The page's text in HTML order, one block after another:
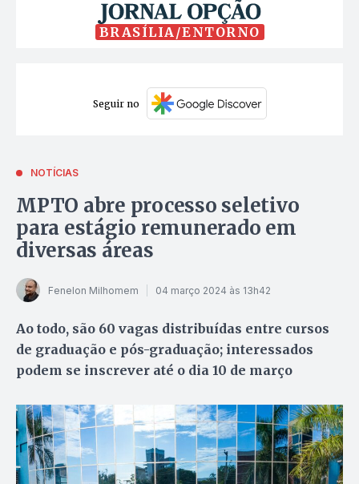
BRASÍLIA/ENTORNO
Seguir no
NOTÍCIAS
MPTO abre processo seletivo
para estágio remunerado em
diversas áreas
Fenelon Milhomem 04 março 2024 às 13h42
Ao todo, são 60 vagas distribuídas entre cursos
de graduação e pós-graduação; interessados
podem se inscrever até o dia 10 de março